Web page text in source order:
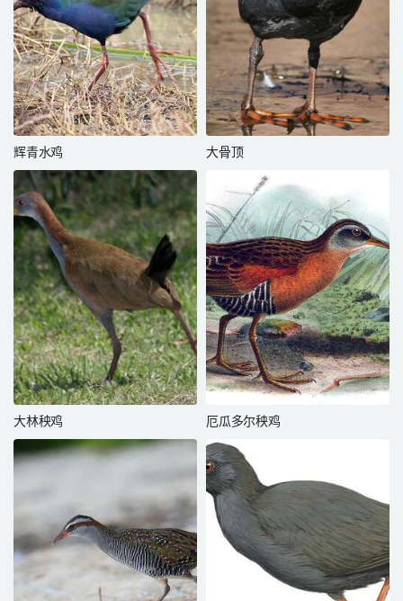
辉青水鸡 大骨顶
大林秧鸡 厄瓜多尔秧鸡